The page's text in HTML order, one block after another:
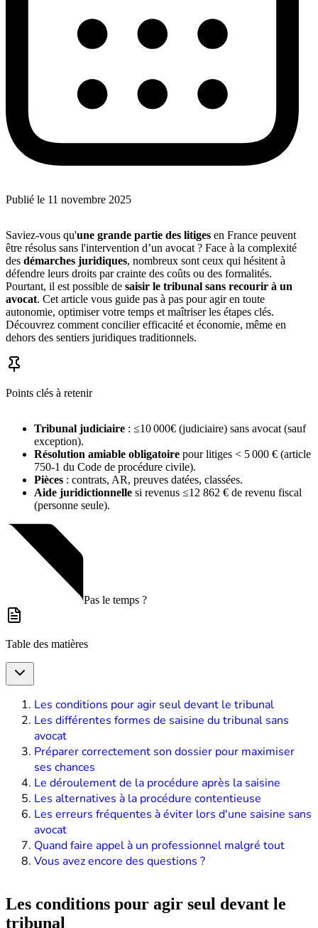
Publié le 11 novembre 2025
Saviez-vous qu'une grande partie des litiges en France peuvent
être résolus sans l'intervention d’un avocat ? Face à la complexité
des démarches juridiques, nombreux sont ceux qui hésitent à
défendre leurs droits par crainte des coûts ou des formalités.
Pourtant, il est possible de saisir le tribunal sans recourir à un
avocat. Cet article vous guide pas à pas pour agir en toute
autonomie, optimiser votre temps et maîtriser les étapes clés.
Découvrez comment concilier efficacité et économie, même en
dehors des sentiers juridiques traditionnels.
Points clés à retenir
Tribunal judiciaire : ≤10 000€ (judiciaire) sans avocat (sauf
exception).
Résolution amiable obligatoire pour litiges < 5 000 € (article
750-1 du Code de procédure civile).
Pièces : contrats, AR, preuves datées, classées.
Aide juridictionnelle si revenus ≤12 862 € de revenu fiscal
(personne seule).
Pas le temps ?
Table des matières
Les conditions pour agir seul devant le tribunal
Les différentes formes de saisine du tribunal sans
avocat
Préparer correctement son dossier pour maximiser
ses chances
Le déroulement de la procédure après la saisine
Les alternatives à la procédure contentieuse
Les erreurs fréquentes à éviter lors d'une saisine sans
avocat
Quand faire appel à un professionnel malgré tout
Vous avez encore des questions ?
Les conditions pour agir seul devant le
tribunal